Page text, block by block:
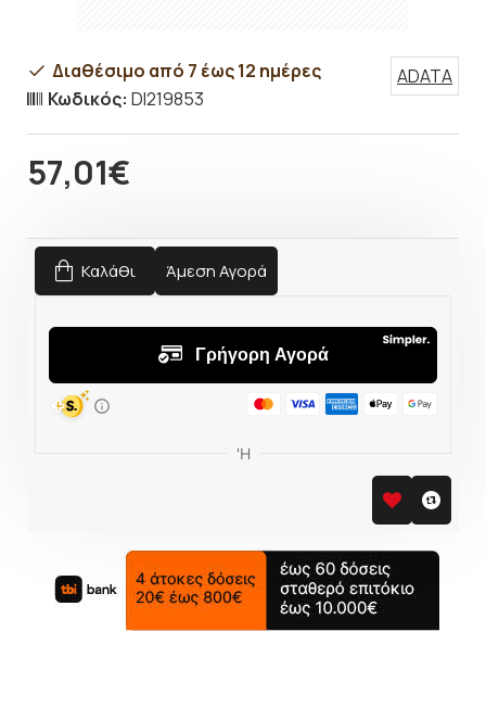
ΠΟΥ ΠΑΣ;
5% ΕΚΠΤΩΣΗ
Κάνε την πρώτη σου
παραγγελία και κέρδισε 5%
επιπλέον έκπτωση στο καλάθι
σου με τον κωδικό κουπονιού
OFF5
Κάνε τώρα την αγορά σου!
57,01€
Διαθέσιμο από 7 έως 12 ημέρες
Κωδικός: DI219853
ADATA
Καλάθι Άμεση Αγορά